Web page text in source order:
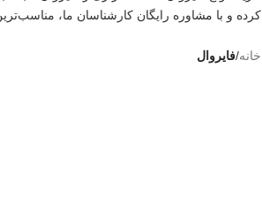
کرده و با مشاوره رایگان کارشناسان ما،
خانه/فایروال